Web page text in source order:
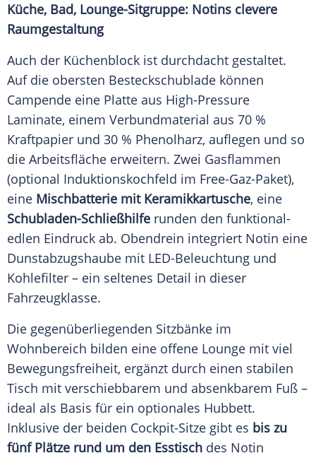
Küche, Bad, Lounge-Sitgruppe: Notins clevere
Raumgestaltung
Auch der Küchenblock ist durchdacht gestaltet.
Auf die obersten Besteckschublade können
Campende eine Platte aus High-Pressure
Laminate, einem Verbundmaterial aus 70 %
Kraftpapier und 30 % Phenolharz, auflegen und so
die Arbeitsfläche erweitern. Zwei Gasflammen
(optional Induktionskochfeld im Free-Gaz-Paket),
eine Mischbatterie mit Keramikkartusche, eine
Schubladen-Schließhilfe runden den funktional-
edlen Eindruck ab. Obendrein integriert Notin eine
Dunstabzugshaube mit LED-Beleuchtung und
Kohlefilter – ein seltenes Detail in dieser
Fahrzeugklasse.
Die gegenüberliegenden Sitzbänke im
Wohnbereich bilden eine offene Lounge mit viel
Bewegungsfreiheit, ergänzt durch einen stabilen
Tisch mit verschiebbarem und absenkbarem Fuß –
ideal als Basis für ein optionales Hubbett.
Inklusive der beiden Cockpit-Sitze gibt es bis zu
fünf Plätze rund um den Esstisch des Notin